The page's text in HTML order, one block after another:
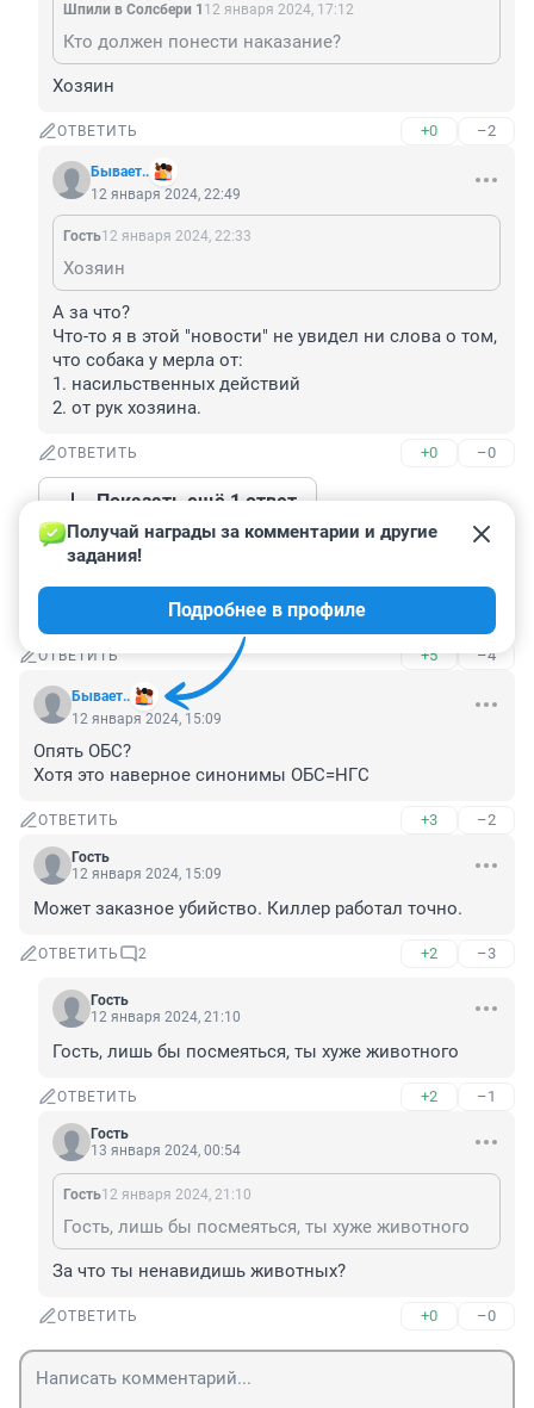
Шпили в Солсбери 1 12 января 2024, 17:12
Кто должен понести наказание?
Хозяин
ОТВЕТИТЬ +0 –2
Бывает..
12 января 2024, 22:49
Гость12 января 2024, 22:33
Хозяин
А за что?
Что-то я в этой "новости" не увидел ни слова о том,
что собака у мерла от:
1. насильственных действий
2. от рук хозяина.
ОТВЕТИТЬ +0 –0
Показать ещё 1 ответ
Гость
Неадекваты в комменты полезли. Глумятся ещё.
ОТВЕТИТЬ +5 –4
Бывает..
Получай награды за комментарии и другие
задания!
Подробнее в профиле
12 января 2024, 15:09
Опять ОБС?
Хотя это наверное синонимы ОБС=НГС
ОТВЕТИТЬ +3 –2
Гость
12 января 2024, 15:09
Может заказное убийство. Киллер работал точно.
ОТВЕТИТЬ 2 +2 –3
Гость
12 января 2024, 21:10
Гость, лишь бы посмеяться, ты хуже животного
ОТВЕТИТЬ +2 –1
Гость
13 января 2024, 00:54
Гость12 января 2024, 21:10
Гость, лишь бы посмеяться, ты хуже животного
За что ты ненавидишь животных?
ОТВЕТИТЬ +0 –0